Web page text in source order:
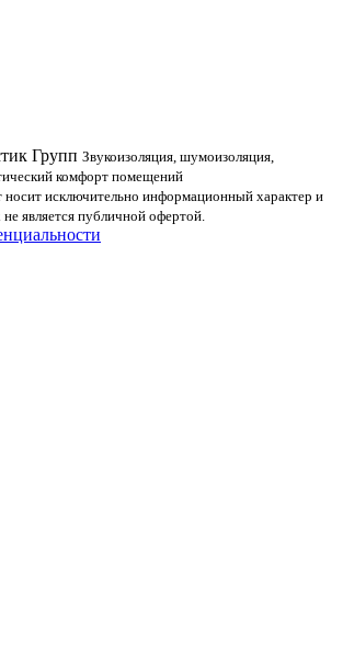
Групп Звукоизоляция, шумоизоляция,
комфорт помещений
носит исключительно информационный характер и
является публичной офертой.